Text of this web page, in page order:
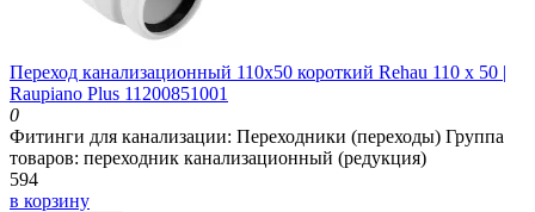
Переход канализационный 110х50 короткий Rehau 110 х 50 |
Raupiano Plus 11200851001
0
Фитинги для канализации: Переходники (переходы) Группа
товаров: переходник канализационный (редукция)
594
в корзину